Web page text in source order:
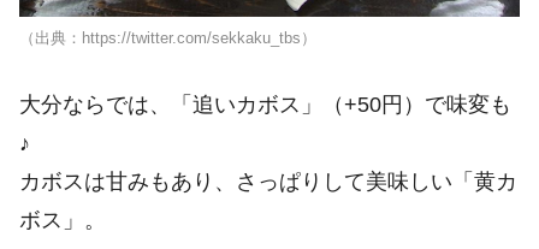
（出典：https://twitter.com/sekkaku_tbs）
大分ならでは、「追いカボス」（+50円）で味変も
♪
カボスは甘みもあり、さっぱりして美味しい「黄カ
ボス」。